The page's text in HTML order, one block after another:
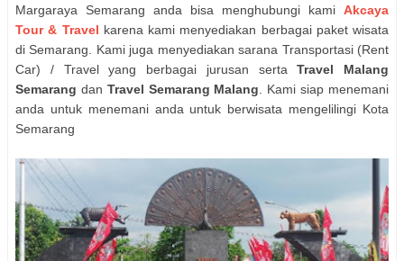
Margaraya Semarang anda bisa menghubungi kami Akcaya
Tour & Travel karena kami menyediakan berbagai paket wisata
di Semarang. Kami juga menyediakan sarana Transportasi (Rent
Car) / Travel yang berbagai jurusan sertaTravel Malang
Semarang dan Travel Semarang Malang . Kami siap menemani
anda untuk menemani anda untuk berwisata mengelilingi Kota
Semarang